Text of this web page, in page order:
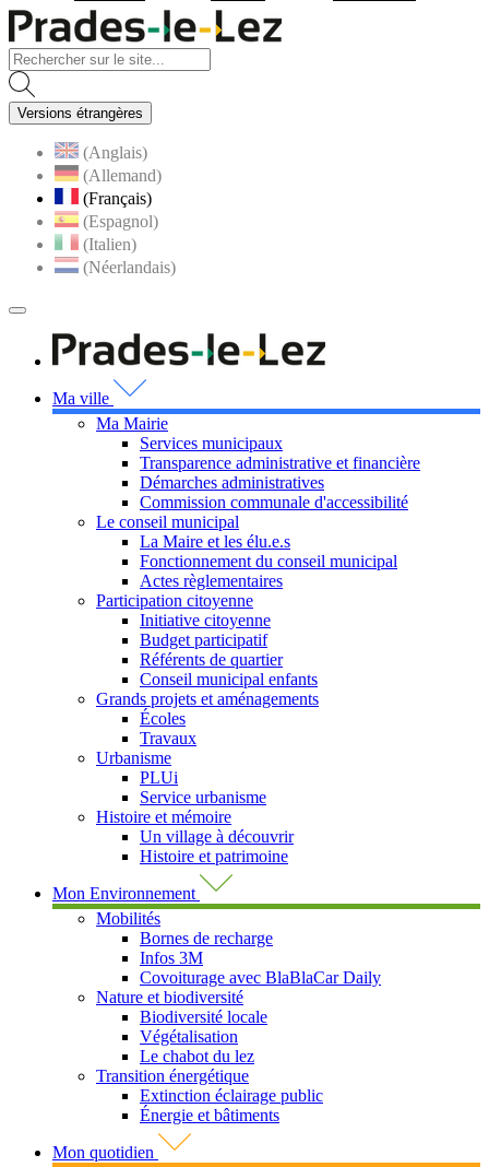
Versions étrangères
(Anglais)
(Allemand)
(Français)
(Espagnol)
(Italien)
(Néerlandais)
MENU
PRINCIPAL
Ma ville
Ma Mairie
Services municipaux
Transparence administrative et financière
Démarches administratives
Commission communale d'accessibilité
Le conseil municipal
La Maire et les élu.e.s
Fonctionnement du conseil municipal
Actes règlementaires
Participation citoyenne
Initiative citoyenne
Budget participatif
Référents de quartier
Conseil municipal enfants
Grands projets et aménagements
Écoles
Travaux
Urbanisme
PLUi
Service urbanisme
Histoire et mémoire
Un village à découvrir
Histoire et patrimoine
Mon Environnement
Mobilités
Bornes de recharge
Infos 3M
Covoiturage avec BlaBlaCar Daily
Nature et biodiversité
Biodiversité locale
Végétalisation
Le chabot du lez
Transition énergétique
Extinction éclairage public
Énergie et bâtiments
Mon quotidien